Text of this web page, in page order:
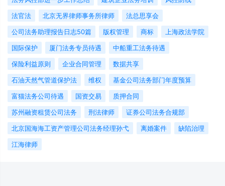
法官法
北京无界律师事务所律师
法总思享会
公司法务助理报告日志50篇
版权管理 商标
上海政法学院
国际保护
厦门法务专员待遇
中船重工法务待遇
保险利益原则
企业合同管理
数据共享
石油天然气管道保护法
维权
基金公司法务部门年度预算
富猫法务公司待遇
国资交易
质押合同
苏州融资租赁公司法务
刑法律师
证券公司法务合规部
北京国海海工资产管理公司法务经理孙弋
离婚案件
缺陷治理
江海律师